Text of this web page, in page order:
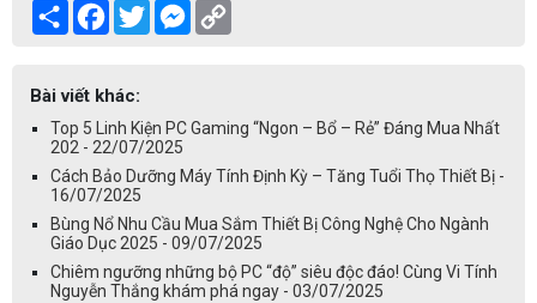
Share Facebook
TwitterMessenger
Bài viết khác:
Top 5 Linh Kiện PC Gaming “Ngon – Bổ – Rẻ” Đáng Mua Nhất
202 - 22/07/2025
Cách Bảo Dưỡng Máy Tính Định Kỳ – Tăng Tuổi Thọ Thiết Bị -
16/07/2025
Bùng Nổ Nhu Cầu Mua Sắm Thiết Bị Công Nghệ Cho Ngành
Giáo Dục 2025 - 09/07/2025
Chiêm ngưỡng những bộ PC “độ” siêu độc đáo! Cùng Vi Tính
Nguyễn Thắng khám phá ngay - 03/07/2025